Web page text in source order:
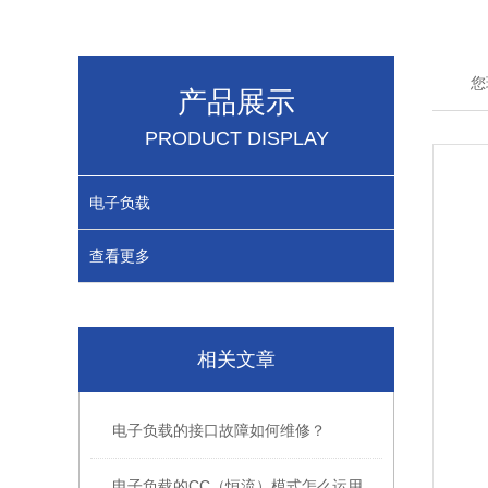
产品展示
PRODUCT DISPLAY
电子负载
查看更多
相关文章
电子负载的接口故障如何维修？
您